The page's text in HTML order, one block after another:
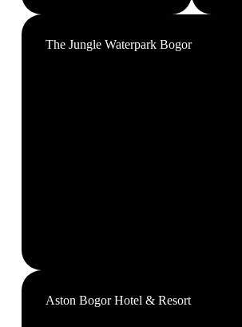
The Jungle Waterpark Bogor
Aston Bogor Hotel & Resort